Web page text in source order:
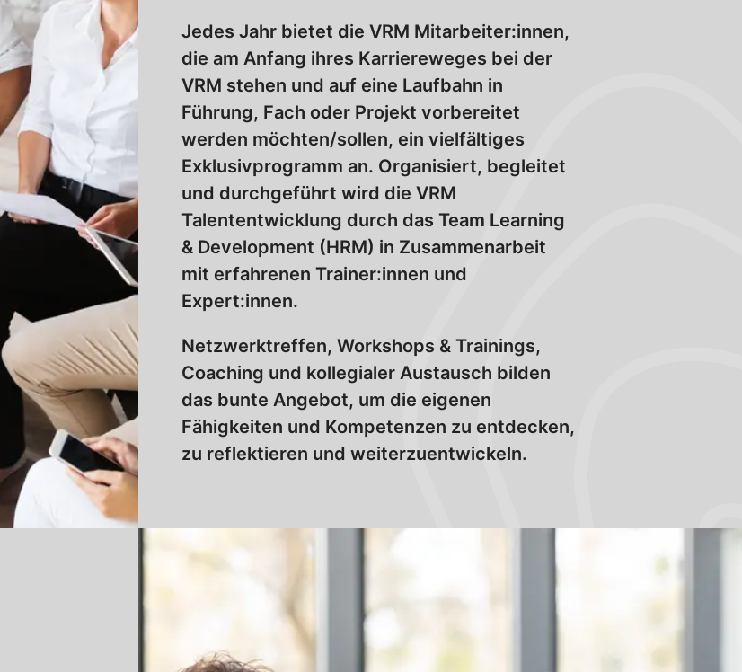
Jedes Jahr bietet die VRM Mitarbeiter:innen,
die am Anfang ihres Karriereweges bei der
VRM stehen und auf eine Laufbahn in
Führung, Fach oder Projekt vorbereitet
werden möchten/sollen, ein vielfältiges
Exklusivprogramm an. Organisiert, begleitet
und durchgeführt wird die VRM
Talententwicklung durch das Team Learning
& Development (HRM) in Zusammenarbeit
mit erfahrenen Trainer:innen und
Expert:innen.
Netzwerktreffen, Workshops & Trainings,
Coaching und kollegialer Austausch bilden
das bunte Angebot, um die eigenen
Fähigkeiten und Kompetenzen zu entdecken,
zu reflektieren und weiterzuentwickeln.